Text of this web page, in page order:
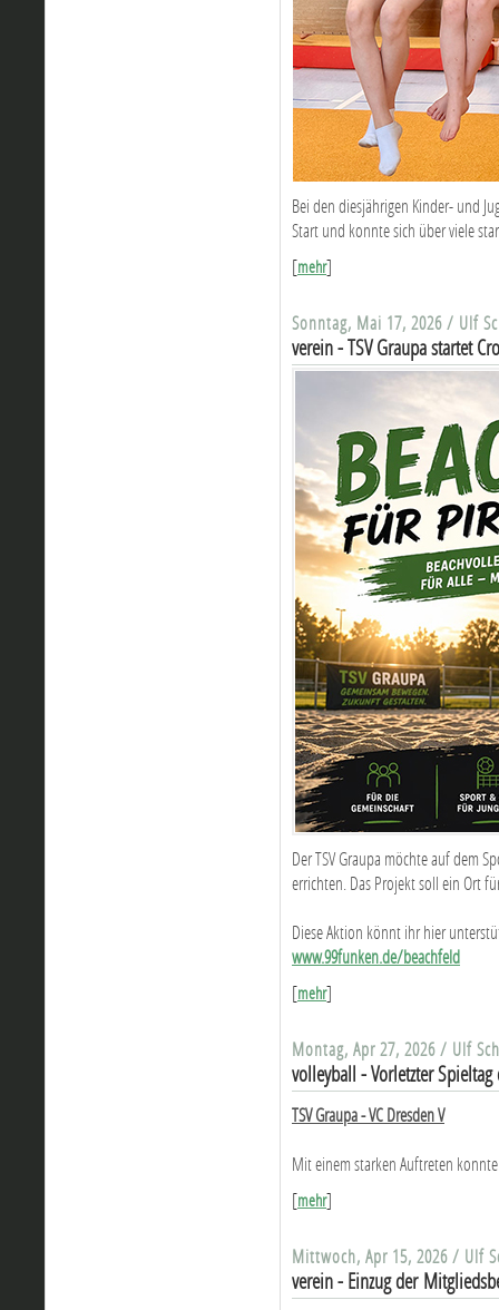
Bei den diesjährigen Kinder- und
Start und konnte sich über viele
[mehr]
Sonntag, Mai 17, 2026 / Ulf
verein - TSV Graupa startet
Der TSV Graupa möchte auf dem
errichten. Das Projekt soll ein Ort
Diese Aktion könnt ihr hier
www.99funken.de/beachfeld
[mehr]
Montag, Apr 27, 2026 / Ulf
volleyball - Vorletzter
TSV Graupa - VC Dresden V
Mit einem starken Auftreten konnte
[mehr]
Mittwoch, Apr 15, 2026 / Ulf
verein - Einzug der